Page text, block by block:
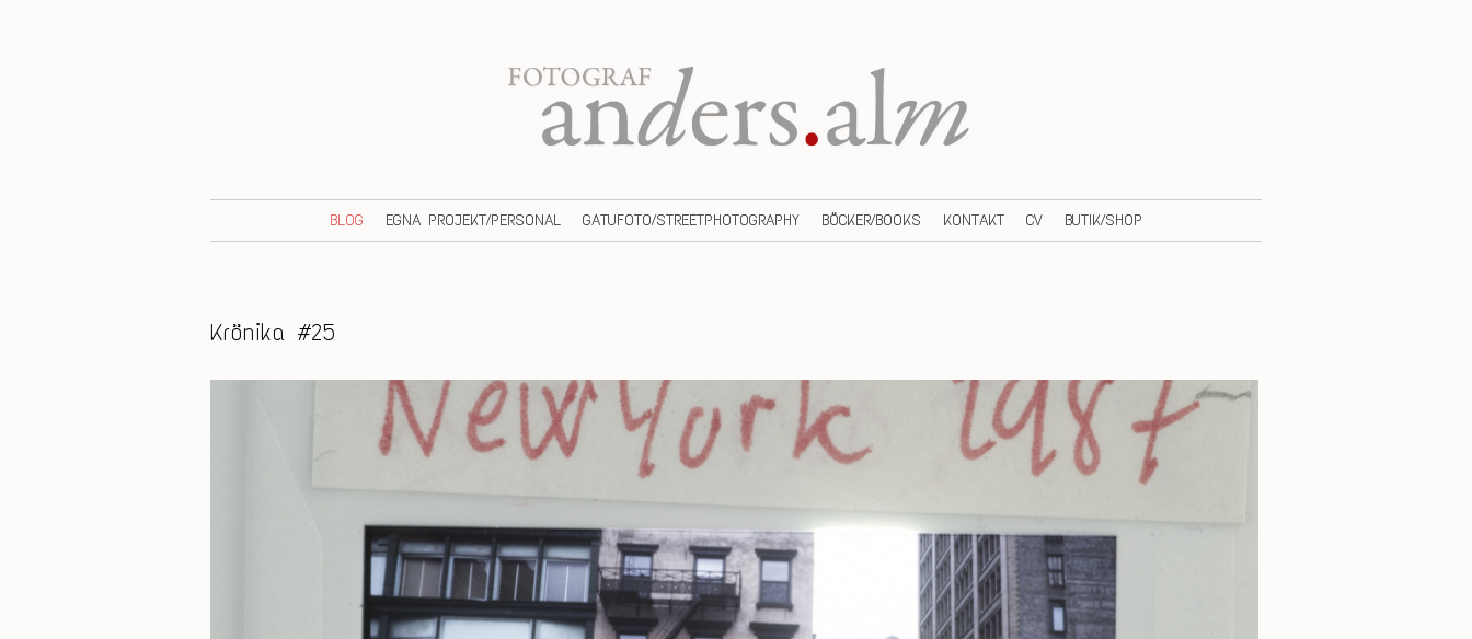
BLOG EGNA PROJEKT/PERSONAL GATUFOTO/STREETPHOTOGRAPHY BÖCKER/BOOKS KONTAKT CV BUTIK/SHOP
Krönika #25